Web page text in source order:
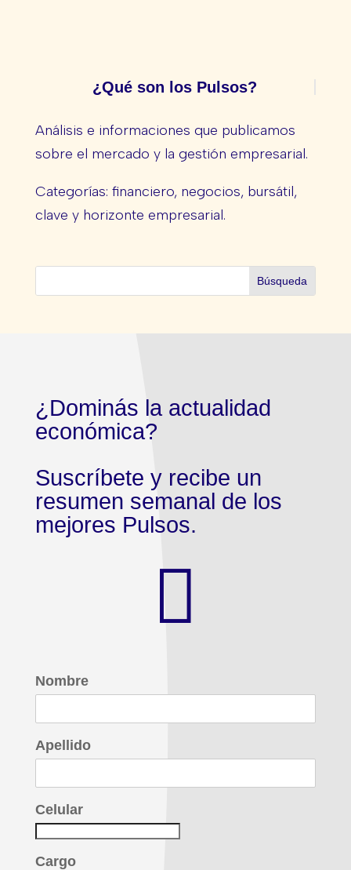
¿Qué son los Pulsos?
Análisis e informaciones que publicamos
sobre el mercado y la gestión empresarial.
Categorías: financiero, negocios, bursátil,
clave y horizonte empresarial.
¿Dominás la actualidad
económica?
Suscríbete y recibe un
resumen semanal de los
mejores Pulsos.

Nombre
Apellido
Celular
Cargo